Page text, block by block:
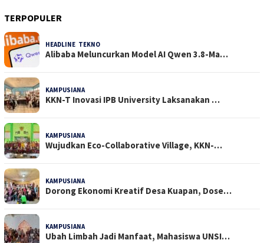
TERPOPULER
HEADLINE TEKNO
Alibaba Meluncurkan Model AI Qwen 3.8-Ma…
KAMPUSIANA
KKN-T Inovasi IPB University Laksanakan …
KAMPUSIANA
Wujudkan Eco-Collaborative Village, KKN-…
KAMPUSIANA
Dorong Ekonomi Kreatif Desa Kuapan, Dose…
KAMPUSIANA
Ubah Limbah Jadi Manfaat, Mahasiswa UNSI…